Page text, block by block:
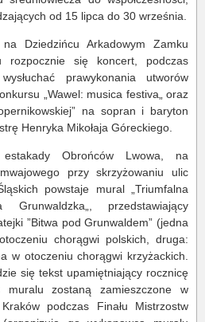
od 15 lipca do 30 września.
Dziedzińcu Arkadowym Zamku
rozpocznie się koncert, podczas
prawykonania utworów
„Wawel: musica festiva„ oraz
na sopran i baryton
Henryka Mikołaja Góreckiego.
Obrońców Lwowa, na
przy skrzyżowaniu ulic
powstaje mural „Triumfalna
przedstawiający
”Bitwa pod Grunwaldem” (jedna
chorągwi polskich, druga:
w otoczeniu chorągwi krzyżackich.
się tekst upamiętniający rocznicę
muralu zostaną zamieszczone w
podczas Finału Mistrzostw